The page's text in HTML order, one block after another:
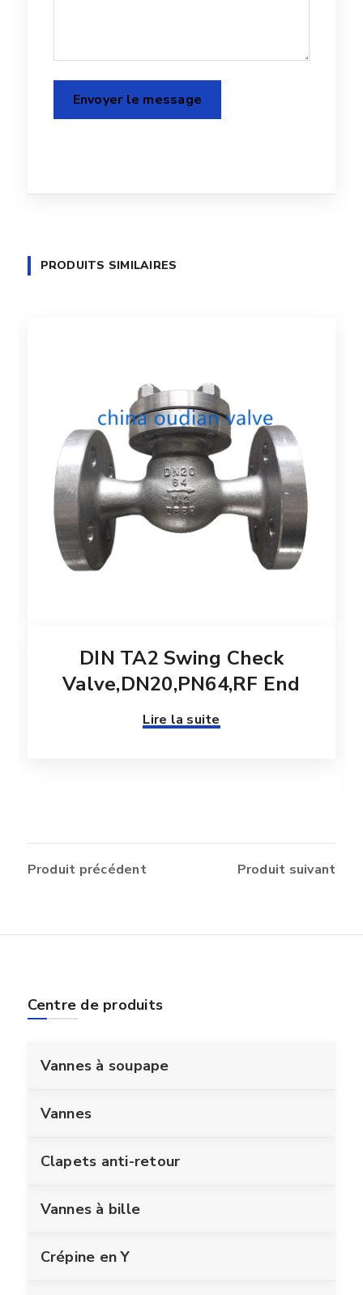
PRODUITS SIMILAIRES
DIN TA2 Swing Check
Valve,DN20,PN64,RF End
Lire la suite
Produit précédent Produit suivant
Centre de produits
Vannes à soupape
Vannes
Clapets anti-retour
Vannes à bille
Crépine en Y